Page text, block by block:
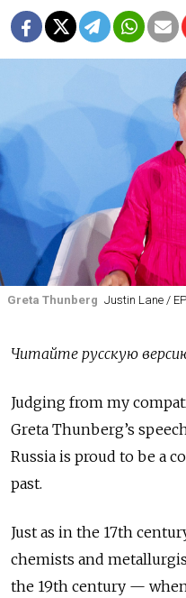
Greta Thunberg Justin Lane /
Читайте русскую
Judging from my
Greta Thunberg’s
Russia is proud to be a
past.
Just as in the 17th
chemists and
the 19th century —